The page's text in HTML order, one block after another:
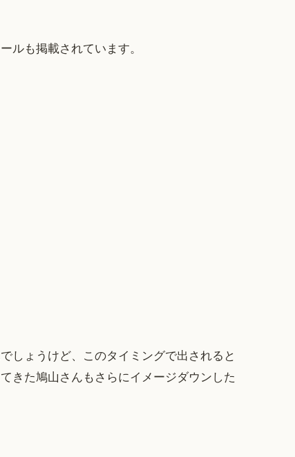
ルも掲載されています。
しょうけど、このタイミングで出されると
きた鳩山さんもさらにイメージダウンした